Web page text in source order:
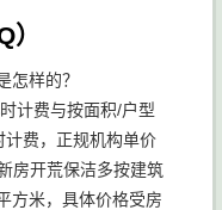
怎样的？
计费与按面积/户型
费，正规机构单价
房开荒保洁多按建筑
方米，具体价格受房